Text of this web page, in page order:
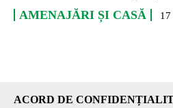
AMENAJĂRI ȘI CASĂ
ACORD DE